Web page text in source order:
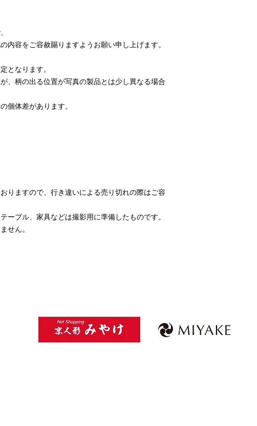
内容をご容赦賜りますようお願い申し上げます。
となります。
、柄の出る位置が写真の製品とは少し異なる場合
個体差があります。
りますので、行き違いによる売り切れの際はご容
ーブル、家具などは撮影用に準備したものです。
せん。